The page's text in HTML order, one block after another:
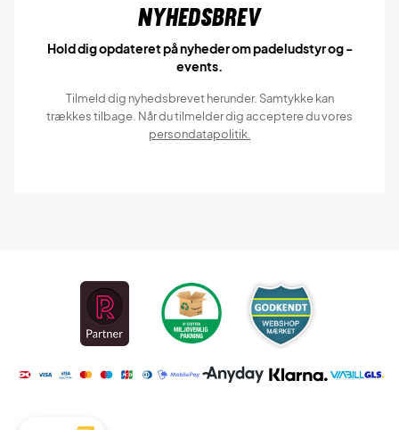
Nyhedsbrev
Hold dig opdateret på nyheder om padeludstyr og -
events.
Tilmeld dig nyhedsbrevet herunder. Samtykke kan
trækkes tilbage. Når du tilmelder dig acceptere du vores
persondatapolitik.